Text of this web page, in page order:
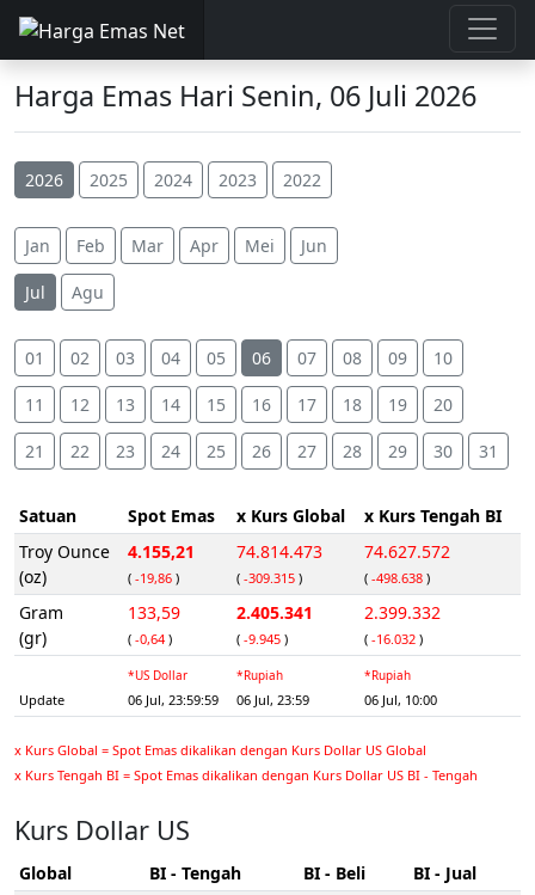
Harga Emas Hari Senin, 06 Juli 2026
2026 2025 2024 2023 2022
Jan Feb Mar Apr Mei Jun
Jul Agu
01 02 03 04 05 06 07 08 09 10
11 12 13 14 15 16 17 18 19 20
21 22 23 24 25 26 27 28 29 30 31
Satuan Spot Emas x Kurs Global
x Kurs Tengah BI
Troy Ounce
(oz)
4.155,21
( -19,86 )
74.814.473
( -309.315 )
74.627.572
( -498.638 )
Gram
(gr)
133,59
( -0,64 )
2.405.341
( -9.945 )
2.399.332
( -16.032 )
Update
*US Dollar
06 Jul, 23:59:59
*Rupiah
06 Jul, 23:59
*Rupiah
06 Jul, 10:00
x Kurs Global = Spot Emas dikalikan dengan Kurs Dollar US Global
x Kurs Tengah BI = Spot Emas dikalikan dengan Kurs Dollar US BI - Tengah
Kurs Dollar US
Global BI - Tengah BI - Beli
BI - Jual